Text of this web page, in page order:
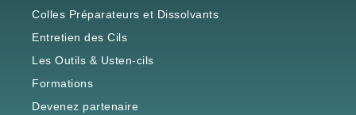
Extensions de cils
Colles Préparateurs et Dissolvants
Entretien des Cils
Les Outils & Usten-cils
Formations